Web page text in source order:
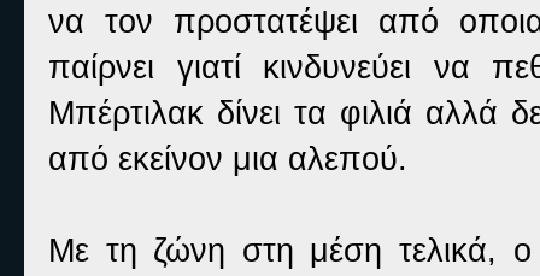
να τον προστατέψει από
παίρνει γιατί κινδυνεύει να
Μπέρτιλακ δίνει τα φιλιά αλλά
από εκείνον μια αλεπού.
Με τη ζώνη στη μέση τελικά, ο